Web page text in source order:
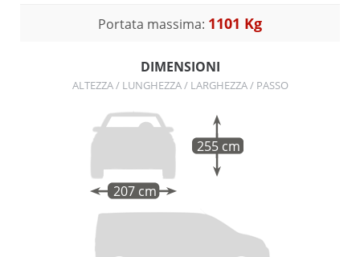
Portata massima: 1101 Kg
DIMENSIONI
ALTEZZA / LUNGHEZZA / LARGHEZZA / PASSO
207 cm
255 cm